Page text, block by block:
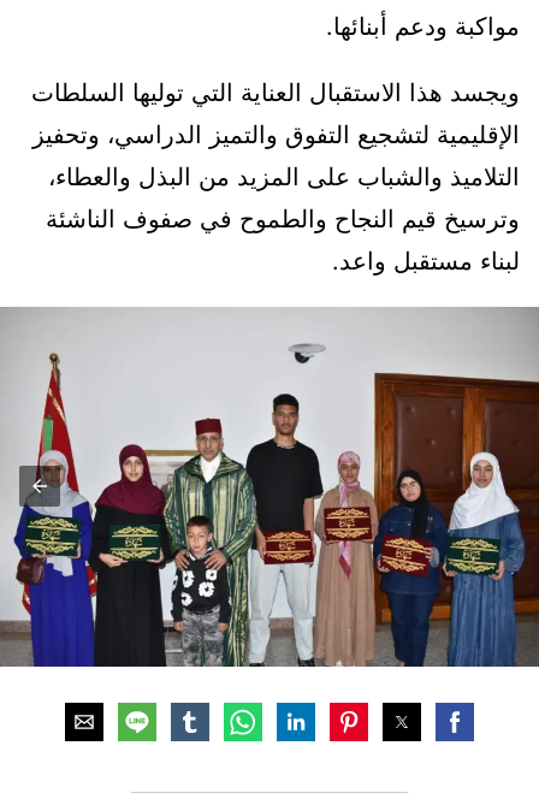
مواكبة ودعم أبنائها.
ويجسد هذا الاستقبال العناية التي توليها السلطات
الإقليمية لتشجيع التفوق والتميز الدراسي، وتحفيز
التلاميذ والشباب على المزيد من البذل والعطاء،
وترسيخ قيم النجاح والطموح في صفوف الناشئة
لبناء مستقبل واعد.